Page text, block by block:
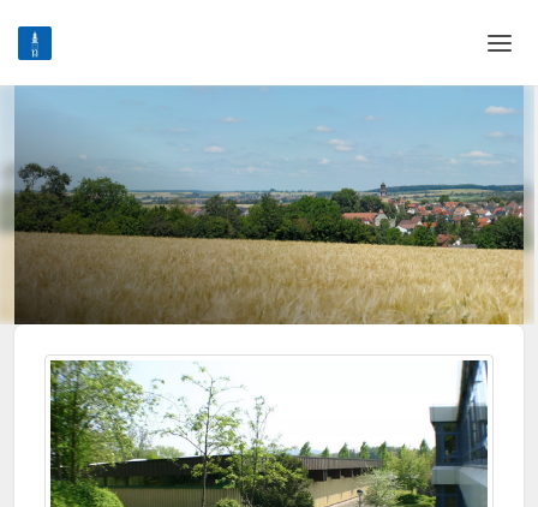
Sprache
Hilfe & Info